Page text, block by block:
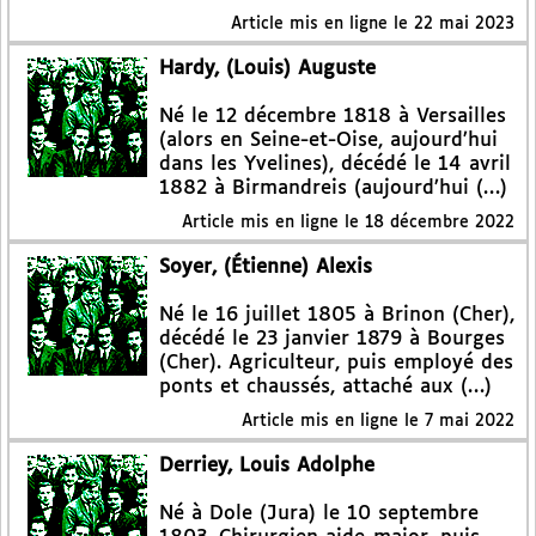
Article mis en ligne le 22 mai 2023
Hardy, (Louis) Auguste
Né le 12 décembre 1818 à Versailles
(alors en Seine-et-Oise, aujourd’hui
dans les Yvelines), décédé le 14 avril
1882 à Birmandreis (aujourd’hui (…)
Article mis en ligne le 18 décembre 2022
Soyer, (Étienne) Alexis
Né le 16 juillet 1805 à Brinon (Cher),
décédé le 23 janvier 1879 à Bourges
(Cher). Agriculteur, puis employé des
ponts et chaussés, attaché aux (…)
Article mis en ligne le 7 mai 2022
Derriey, Louis Adolphe
Né à Dole (Jura) le 10 septembre